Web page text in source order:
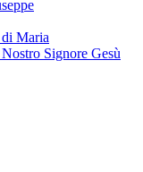
Maria
Signore Gesù